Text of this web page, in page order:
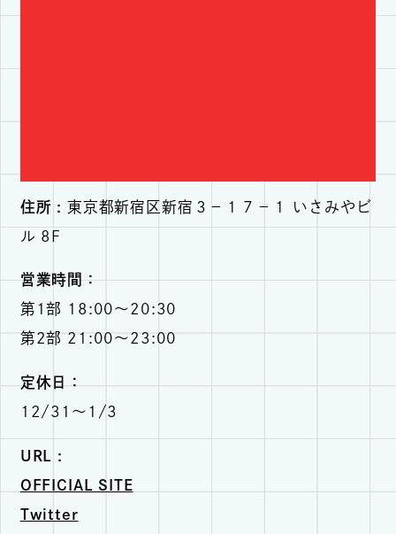
住所 : 東京都新宿区新宿３−１７−１ いさみやビ
ル 8F
営業時間：
第1部 18:00～20:30
第2部 21:00～23:00
定休日：
12/31～1/3
URL :
OFFICIAL SITE
Twitter